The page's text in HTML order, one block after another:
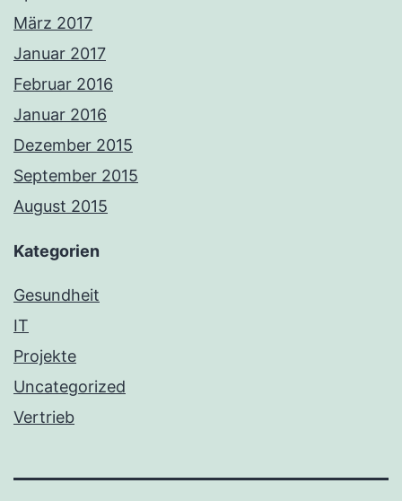
März 2017
Januar 2017
Februar 2016
Januar 2016
Dezember 2015
September 2015
August 2015
Kategorien
Gesundheit
IT
Projekte
Uncategorized
Vertrieb